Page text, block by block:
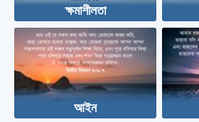
ক্ষমাশীলতা
আইন